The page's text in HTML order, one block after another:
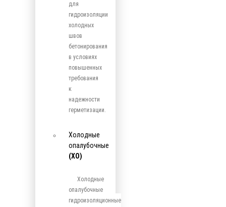
для
гидроизоляции
холодных
швов
бетонирования
в условиях
повышенных
требования
к
надежности
герметизации.
Холодные
опалубочные
(ХО)
Холодные
опалубочные
гидроизоляционные